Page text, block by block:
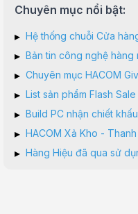
Chuyên mục nổi bật:
▸ Hệ thống chuỗi Cửa
▸ Bản tin công nghệ hàng
▸ Chuyên mục HACOM
▸ List sản phẩm Flash Sale
▸ Build PC nhận chiết
▸ HACOM Xả Kho - Thanh
▸ Hàng Hiệu đã qua sử